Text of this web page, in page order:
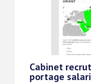
Cabinet
portage